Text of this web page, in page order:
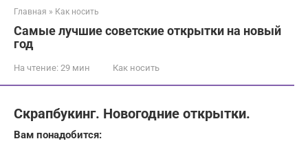
Главная » Как носить
Самые лучшие советские открытки на новый
год
На чтение: 29 мин Как носить
Скрапбукинг. Новогодние открытки.
Вам понадобится: